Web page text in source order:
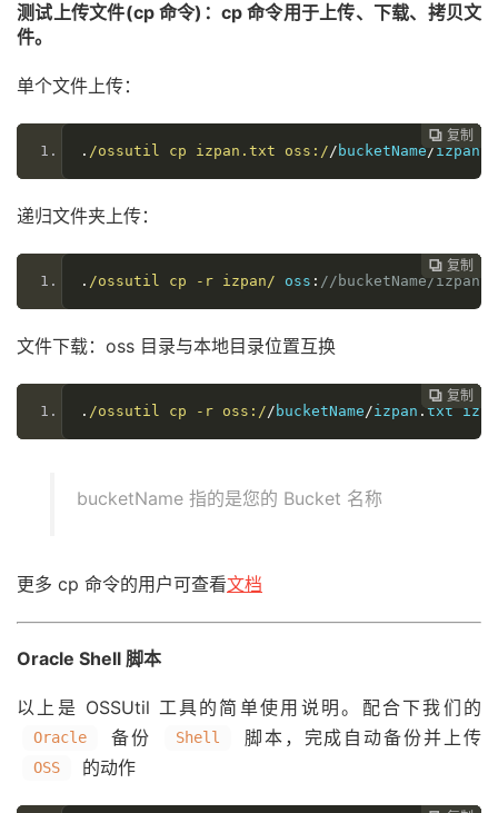
测试上传文件(cp 命令)：cp 命令用于上传、下载、拷贝文
件。
单个文件上传：
 复制
 复制
 复制
 复制
 复制
 复制
 复制
. /ossutil cp izpan.txt oss:// bucketName/ izpan
递归文件夹上传：
 复制
 复制
 复制
 复制
 复制
 复制
. /ossutil cp -r izpan/ oss : //bucketName/izpan
文件下载：oss 目录与本地目录位置互换
 复制
 复制
 复制
 复制
 复制
. /ossutil cp -r oss:// bucketName/izpan . txt
bucketName 指的是您的 Bucket 名称
更多 cp 命令的用户可查看文档
Oracle Shell 脚本
以上是 OSSUtil 工具的简单使用说明。配合下我们的
Oracle 备份 Shell 脚本，完成自动备份并上传
OSS 的动作